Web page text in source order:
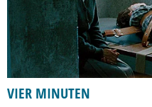
VIER MINUTEN